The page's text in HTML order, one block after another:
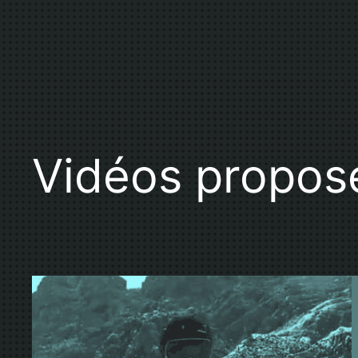
Vidéos